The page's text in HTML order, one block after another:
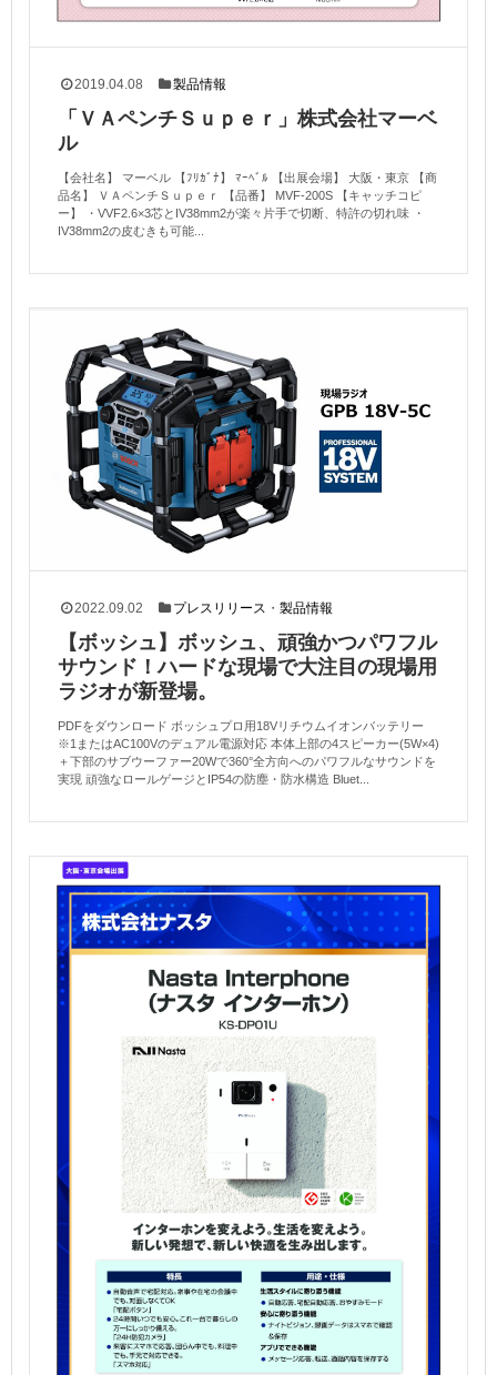
2019.04.08 製品情報
「ＶＡペンチＳｕｐｅｒ」株式会社マーベ
ル
【会社名】 マーベル 【ﾌﾘｶﾞﾅ】 ﾏｰﾍﾞﾙ 【出展会場】 大阪・東京 【商
品名】 ＶＡペンチＳｕｐｅｒ 【品番】 MVF-200S 【キャッチコピ
ー】 ・VVF2.6×3芯とIV38mm2が楽々片手で切断、特許の切れ味 ・
IV38mm2の皮むきも可能...
2022.09.02 プレスリリース ・製品情報
【ボッシュ】ボッシュ、頑強かつパワフル
サウンド！ハードな現場で大注目の現場用
ラジオが新登場。
PDFをダウンロード ボッシュプロ用18Vリチウムイオンバッテリー
※1またはAC100Vのデュアル電源対応 本体上部の4スピーカー(5W×4)
＋下部のサブウーファー20Wで360°全方向へのパワフルなサウンドを
実現 頑強なロールゲージとIP54の防塵・防水構造 Bluet...